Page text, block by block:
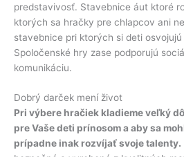
predstavivosť. Stavebnice áut ktoré
ktorých sa hračky pre chlapcov ani
stavebnice pri ktorých si deti
Spoločenské hry zase podporujú
komunikáciu.
Dobrý darček mení život
Pri výbere hračiek kladieme veľký
pre Vaše deti prínosom a aby sa
prípadne inak rozvíjať svoje talenty.